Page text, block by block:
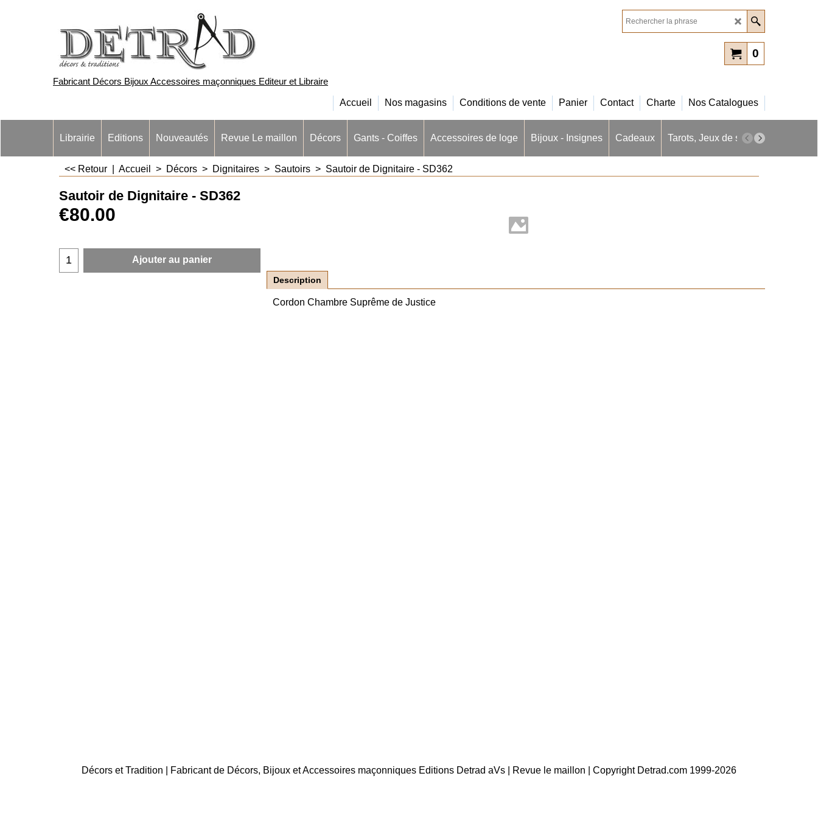
Fabricant Décors Bijoux Accessoires maçonniques Editeur et Libraire
0
Accueil Nos magasins Conditions de vente Panier Contact Charte Nos Catalogues
Librairie Editions Nouveautés Revue Le maillon Décors Gants - Coiffes Accessoires de loge Bijoux - Insignes Cadeaux Tarots, Jeux de société
<< Retour Accueil > Décors > Dignitaires > Sautoirs > Sautoir de Dignitaire - SD362
Sautoir de Dignitaire - SD362
€80.00
Ajouter au panier
Description
Cordon Chambre Suprême de Justice
Décors et Tradition | Fabricant de Décors, Bijoux et Accessoires maçonniques Editions Detrad aVs | Revue le maillon | Copyright Detrad.com 1999-2026